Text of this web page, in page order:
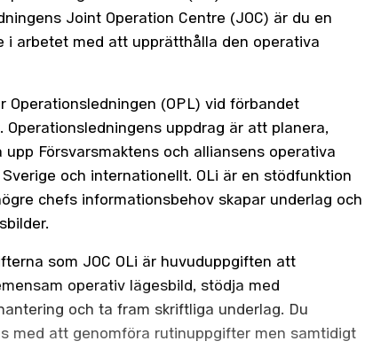
Joint Operation Centre (JOC) är du en
i arbetet med att upprätthålla den operativa
Operationsledningen (OPL) vid förbandet
Operationsledningens uppdrag är att planera,
upp Försvarsmaktens och alliansens operativa
och internationellt. OLi är en stödfunktion
chefs informationsbehov skapar underlag och
som JOC OLi är huvuduppgiften att
operativ lägesbild, stödja med
och ta fram skriftliga underlag. Du
med att genomföra rutinuppgifter men samtidigt